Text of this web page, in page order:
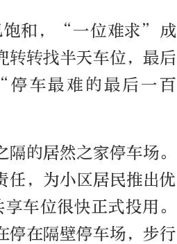
饱和，“一位难求”成
转转找半天车位，最后
停车最难的最后一百
的居然之家停车场。
任，为小区居民推出优
车位很快正式投用。
在隔壁停车场，步行